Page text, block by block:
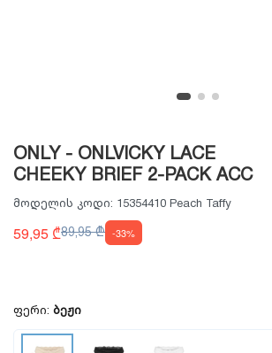
ONLY - ONLVICKY LACE
CHEEKY BRIEF 2-PACK ACC
მოდელის კოდი: 15354410 Peach Taffy
59,95 ₾89,95 ₾ -33%
ფერი: ბეჟი